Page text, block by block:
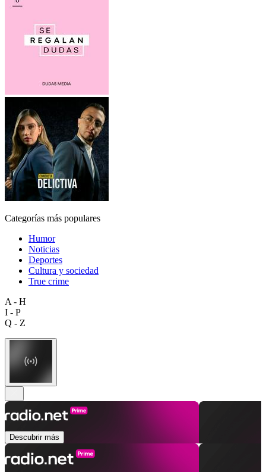
Categorías más populares
Humor
Noticias
Deportes
Cultura y sociedad
True crime
A - H
I - P
Q - Z
Descubrir más